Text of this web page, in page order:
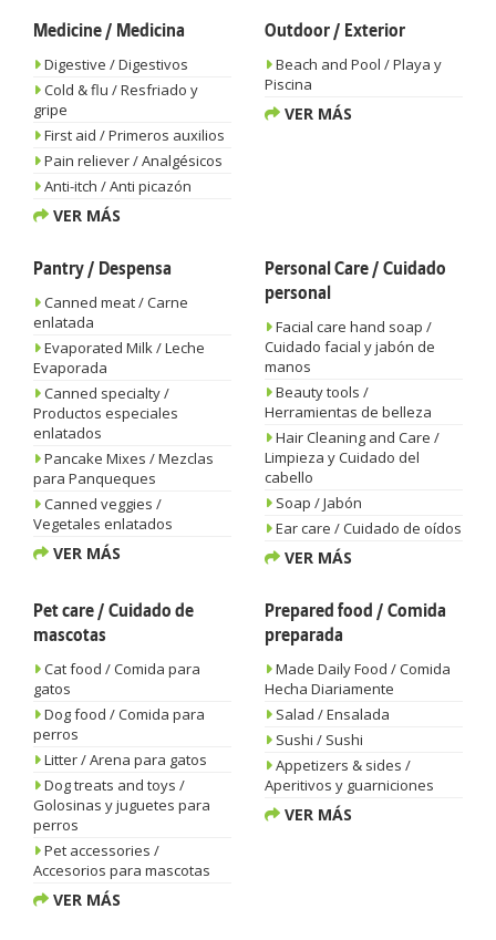
Medicine / Medicina
Digestive / Digestivos
Cold & flu / Resfriado y
gripe
First aid / Primeros auxilios
Pain reliever / Analgésicos
Anti-itch / Anti picazón
VER MÁS
Outdoor / Exterior
Beach and Pool / Playa y
Piscina
VER MÁS
Pantry / Despensa
Canned meat / Carne
enlatada
Evaporated Milk / Leche
Evaporada
Canned specialty /
Productos especiales
enlatados
Pancake Mixes / Mezclas
para Panqueques
Canned veggies /
Vegetales enlatados
VER MÁS
Personal Care / Cuidado
personal
Facial care hand soap /
Cuidado facial y jabón de
manos
Beauty tools /
Herramientas de belleza
Hair Cleaning and Care /
Limpieza y Cuidado del
cabello
Soap / Jabón
Ear care / Cuidado de oídos
VER MÁS
Pet care / Cuidado de
mascotas
Cat food / Comida para
gatos
Dog food / Comida para
perros
Litter / Arena para gatos
Dog treats and toys /
Golosinas y juguetes para
perros
Pet accessories /
Accesorios para mascotas
VER MÁS
Prepared food / Comida
preparada
Made Daily Food / Comida
Hecha Diariamente
Salad / Ensalada
Sushi / Sushi
Appetizers & sides /
Aperitivos y guarniciones
VER MÁS